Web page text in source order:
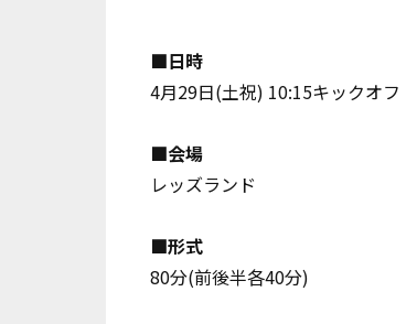
■日時
4月29日(土祝) 10:15キックオフ
■会場
レッズランド
■形式
80分(前後半各40分)